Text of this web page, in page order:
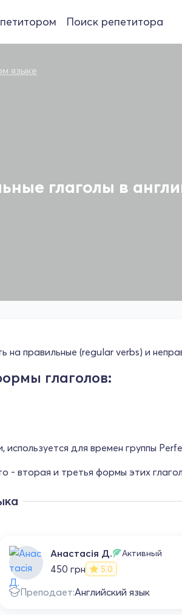
Поиск репетитора
языке
глаголы в
на правильные (regular verbs) и
глаголов:
для времен группы
- вторая и третья формы этих
Анастасія Д. Активный
450 грн 5.0
Преподает:Английский язык